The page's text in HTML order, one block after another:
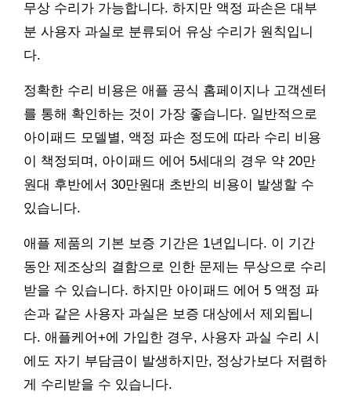
무상 수리가 가능합니다. 하지만 액정 파손은 대부
분 사용자 과실로 분류되어 유상 수리가 원칙입니
다.
정확한 수리 비용은 애플 공식 홈페이지나 고객센터
를 통해 확인하는 것이 가장 좋습니다. 일반적으로
아이패드 모델별, 액정 파손 정도에 따라 수리 비용
이 책정되며, 아이패드 에어 5세대의 경우 약 20만
원대 후반에서 30만원대 초반의 비용이 발생할 수
있습니다.
애플 제품의 기본 보증 기간은 1년입니다. 이 기간
동안 제조상의 결함으로 인한 문제는 무상으로 수리
받을 수 있습니다. 하지만 아이패드 에어 5 액정 파
손과 같은 사용자 과실은 보증 대상에서 제외됩니
다. 애플케어+에 가입한 경우, 사용자 과실 수리 시
에도 자기 부담금이 발생하지만, 정상가보다 저렴하
게 수리받을 수 있습니다.